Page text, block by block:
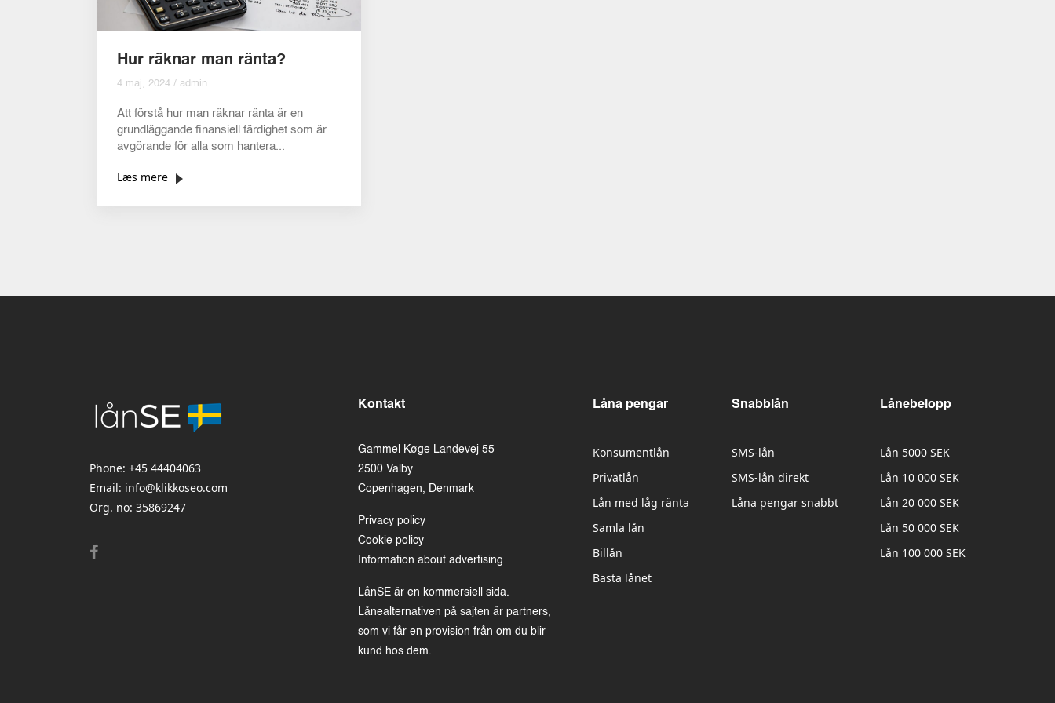
Hur räknar man ränta?
4 maj, 2024 / admin
Att förstå hur man räknar ränta är en
grundläggande finansiell färdighet som är
avgörande för alla som hantera...
Læs mere
Phone: +45 44404063
Email: info@klikkoseo.com
Org. no: 35869247
Kontakt
Gammel Køge Landevej 55
2500 Valby
Copenhagen, Denmark
Privacy policy
Cookie policy
Information about advertising
LånSE är en kommersiell sida.
Lånealternativen på sajten är partners,
som vi får en provision från om du blir
kund hos dem.
Låna pengar
Konsumentlån
Privatlån
Lån med låg ränta
Samla lån
Billån
Bästa lånet
Snabblån
SMS-lån
SMS-lån direkt
Låna pengar snabbt
Lånebelopp
Lån 5000 SEK
Lån 10 000 SEK
Lån 20 000 SEK
Lån 50 000 SEK
Lån 100 000 SEK